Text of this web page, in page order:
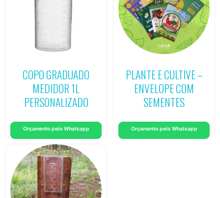
COPO GRADUADO
MEDIDOR 1L
PERSONALIZADO
Orçamento pelo Whatsapp
PLANTE E CULTIVE –
ENVELOPE COM
SEMENTES
Orçamento pelo Whatsapp